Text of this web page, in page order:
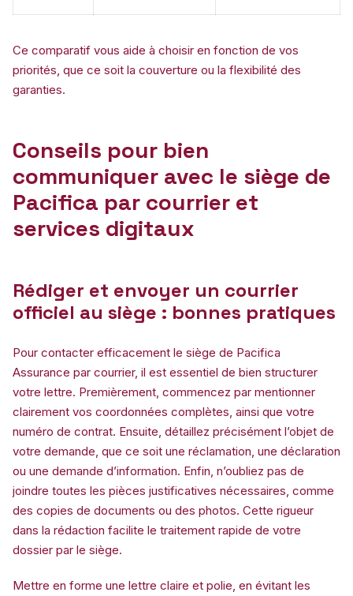
Ce comparatif vous aide à choisir en fonction de vos
priorités, que ce soit la couverture ou la flexibilité des
garanties.
Conseils pour bien
communiquer avec le siège de
Pacifica par courrier et
services digitaux
Rédiger et envoyer un courrier
officiel au siège : bonnes pratiques
Pour contacter efficacement le siège de Pacifica
Assurance par courrier, il est essentiel de bien structurer
votre lettre. Premièrement, commencez par mentionner
clairement vos coordonnées complètes, ainsi que votre
numéro de contrat. Ensuite, détaillez précisément l’objet de
votre demande, que ce soit une réclamation, une déclaration
ou une demande d’information. Enfin, n’oubliez pas de
joindre toutes les pièces justificatives nécessaires, comme
des copies de documents ou des photos. Cette rigueur
dans la rédaction facilite le traitement rapide de votre
dossier par le siège.
Mettre en forme une lettre claire et polie, en évitant les